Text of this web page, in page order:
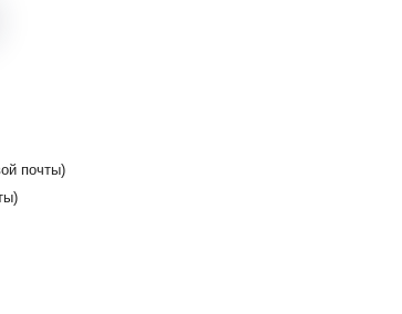
почты)